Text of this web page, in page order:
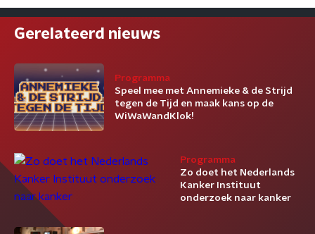
Gerelateerd nieuws
Programma
Speel mee met Annemieke & de Strijd
tegen de Tijd en maak kans op de
WiWaWandKlok!
Programma
Zo doet het Nederlands
Kanker Instituut
onderzoek naar kanker